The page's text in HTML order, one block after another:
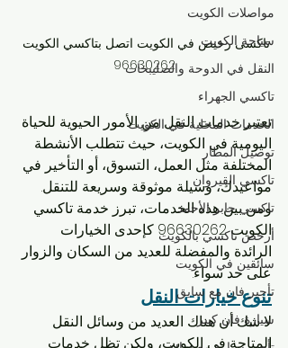
مواصلات الكويت
سياحة الكويت
النقل في الدوحة والصليبخات
تاكسي الجهراء
الخدمات المحلية في الكويت
توصيل المطار
تاكسي القيروان
تاكسي جابر الأحمد
أرخص تاكسي بالكويت
سائقين في الكويت
تأجير فان مع سايق
سيارة فان كبير
تاكسى رخيص في الكويت اتصل بتاكسي الكويت
96630262
تعتبر خدمات النقل من الأمور الحيوية للحياة
اليومية في الكويت، حيث تتطلب الأنشطة
المختلفة مثل العمل، التسوق، أو التأخير في
مواعيدك، وسيلة موثوقة وسريعة للتنقل.
ومن بين هذه الخدمات، تبرز خدمة تاكسي
الكويت 96630262 كإحدى الخيارات
الرائدة والمفضلة للعديد من السكان والزوار
على حد سواء.
تنوع خيارات النقل
لا شك أن هناك العديد من وسائل النقل
المتاحة في الكويت، ولكن تظل خدمات